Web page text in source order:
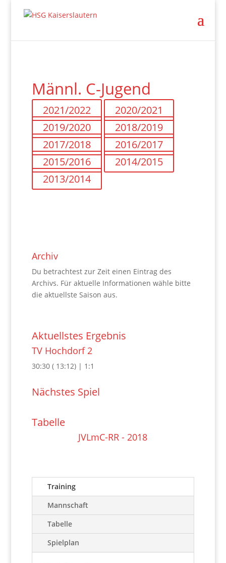
Männl. C-Jugend
2021/2022
2020/2021
2019/2020
2018/2019
2017/2018
2016/2017
2015/2016
2014/2015
2013/2014
Archiv
Du betrachtest zur Zeit einen Eintrag des
Archivs. Für aktuelle Informationen wähle bitte
die aktuellste Saison aus.
Aktuellstes Ergebnis
TV Hochdorf 2
30:30( 13:12) | 1 :1
Nächstes Spiel
Tabelle
JVLmC-RR - 2018
Training
Mannschaft
Tabelle
Spielplan